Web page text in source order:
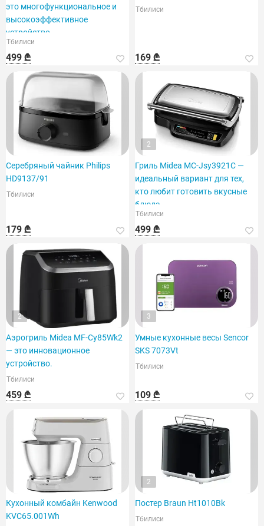
это многофункциональное и
высокоэффективное
устройство.
Тбилиси
499 ₾
Тбилиси
169 ₾
Серебряный чайник Philips
HD9137/91
Тбилиси
179 ₾
2
Гриль Midea MC-Jsy3921C —
идеальный вариант для тех,
кто любит готовить вкусные
блюда.
Тбилиси
499 ₾
2
Аэрогриль Midea MF-Cy85Wk2
— это инновационное
устройство.
Тбилиси
459 ₾
3
Умные кухонные весы Sencor
SKS 7073Vt
Тбилиси
109 ₾
Кухонный комбайн Kenwood
KVC65.001Wh
2
Постер Braun Ht1010Bk
Тбилиси